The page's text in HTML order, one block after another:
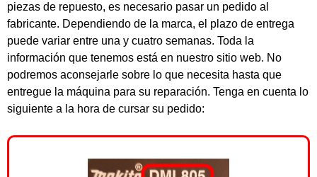
piezas de repuesto, es necesario pasar un pedido al
fabricante. Dependiendo de la marca, el plazo de entrega
puede variar entre una y cuatro semanas. Toda la
información que tenemos está en nuestro sitio web. No
podremos aconsejarle sobre lo que necesita hasta que
entregue la máquina para su reparación. Tenga en cuenta lo
siguiente a la hora de cursar su pedido: